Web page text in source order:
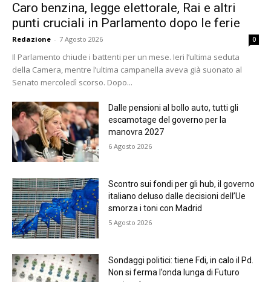
Caro benzina, legge elettorale, Rai e altri
punti cruciali in Parlamento dopo le ferie
Redazione - 7 Agosto 2026 0
Il Parlamento chiude i battenti per un mese. Ieri l’ultima seduta
della Camera, mentre l’ultima campanella aveva già suonato al
Senato mercoledì scorso. Dopo...
Dalle pensioni al bollo auto, tutti gli
escamotage del governo per la
manovra 2027
6 Agosto 2026
Scontro sui fondi per gli hub, il governo
italiano deluso dalle decisioni dell’Ue
smorza i toni con Madrid
5 Agosto 2026
Sondaggi politici: tiene Fdi, in calo il Pd.
Non si ferma l’onda lunga di Futuro